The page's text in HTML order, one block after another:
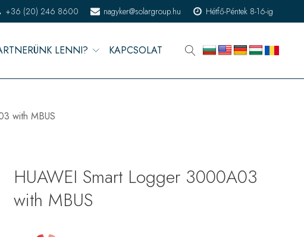
+36 (20) 246 8600 nagyker@solargroup.hu Hétfő-Péntek 8-16-ig
LENNI? KAPCSOLAT
with MBUS
HUAWEI Smart Logger 3000A03
with MBUS